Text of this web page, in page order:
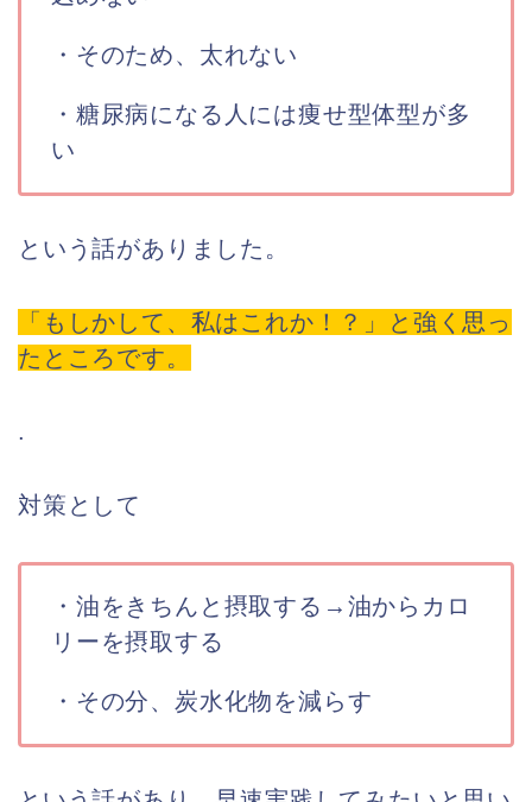
・そのため、太れない
・糖尿病になる人には痩せ型体型が多
い
という話がありました。
「もしかして、私はこれか！？」と強く思っ
たところです。
.
対策として
・油をきちんと摂取する→油からカロ
リーを摂取する
・その分、炭水化物を減らす